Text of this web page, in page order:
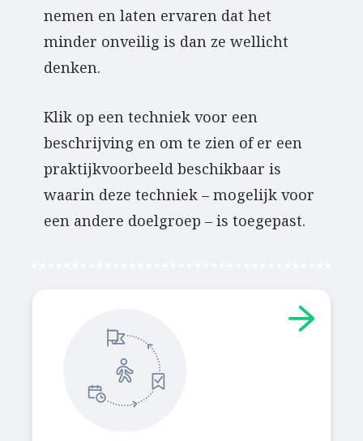
nemen en laten ervaren dat het
minder onveilig is dan ze wellicht
denken.
Klik op een techniek voor een
beschrijving en om te zien of er een
praktijkvoorbeeld beschikbaar is
waarin deze techniek – mogelijk voor
een andere doelgroep – is toegepast.